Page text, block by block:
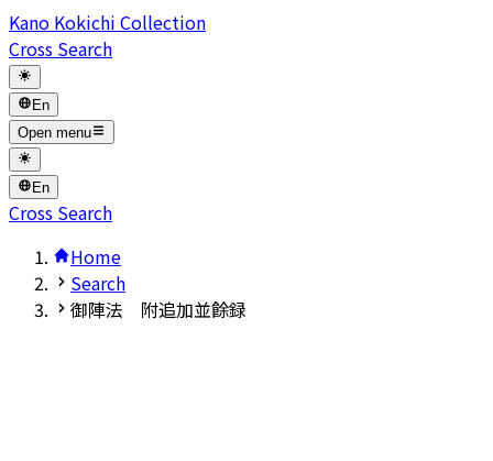
Kano Kokichi Collection
Cross Search
En
Open menu
En
Cross Search
Home
Search
御陣法 附追加並餘録